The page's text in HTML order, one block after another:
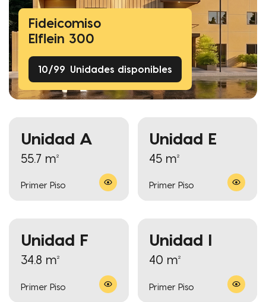
Fideicomiso
Elflein 300
10/99 Unidades disponibles
Unidad A
55.7 m²
Primer Piso
Unidad E
45 m²
Primer Piso
Unidad F
34.8 m²
Primer Piso
Unidad I
40 m²
Primer Piso